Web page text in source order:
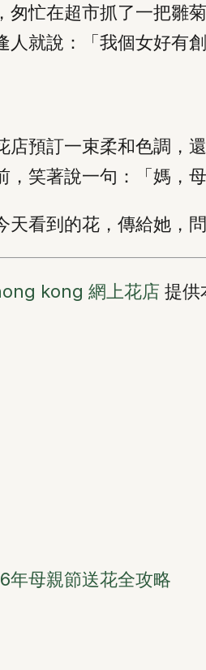
忙在超市抓了一把雛
就說：「我個女好有
預訂一束柔和色調，
笑著說一句：「媽，母
看到的花，傳給她，
kong 網上花店 提供
年母親節送花全攻略